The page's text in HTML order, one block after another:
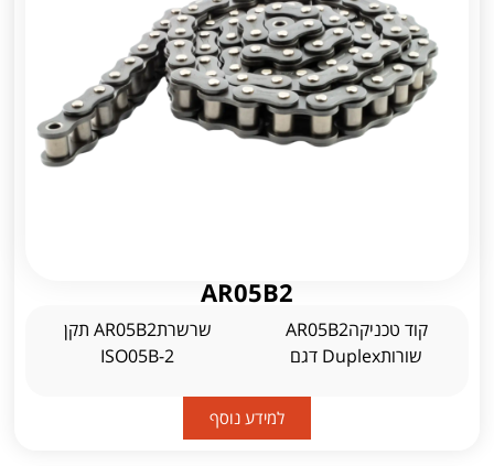
AR05B2
קוד טכניקהAR05B2
שורותDuplex דגם
שרשרתAR05B2 תקן
ISO05B-2
למידע נוסף